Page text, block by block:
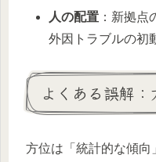
人の配置 ：新拠点
外因トラブルの初
よくある誤解
方位は「統計的な傾